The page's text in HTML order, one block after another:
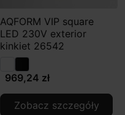
AQFORM VIP square
LED 230V exterior
kinkiet 26542
969,24 zł
Zobacz szczegóły